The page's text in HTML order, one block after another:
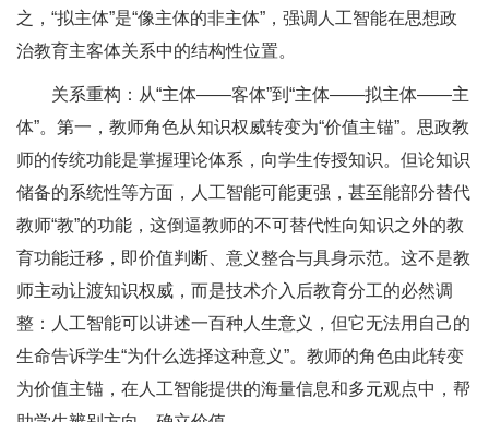
之，“拟主体”是“像主体的非主体”，强调人工智能在思想政
治教育主客体关系中的结构性位置。
关系重构：从“主体——客体”到“主体——拟主体——主
体”。第一，教师角色从知识权威转变为“价值主锚”。思政教
师的传统功能是掌握理论体系，向学生传授知识。但论知识
储备的系统性等方面，人工智能可能更强，甚至能部分替代
教师“教”的功能，这倒逼教师的不可替代性向知识之外的教
育功能迁移，即价值判断、意义整合与具身示范。这不是教
师主动让渡知识权威，而是技术介入后教育分工的必然调
整：人工智能可以讲述一百种人生意义，但它无法用自己的
生命告诉学生“为什么选择这种意义”。教师的角色由此转变
为价值主锚，在人工智能提供的海量信息和多元观点中，帮